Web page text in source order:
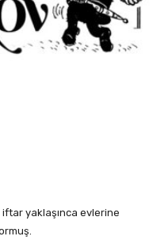
yaklaşınca evlerine